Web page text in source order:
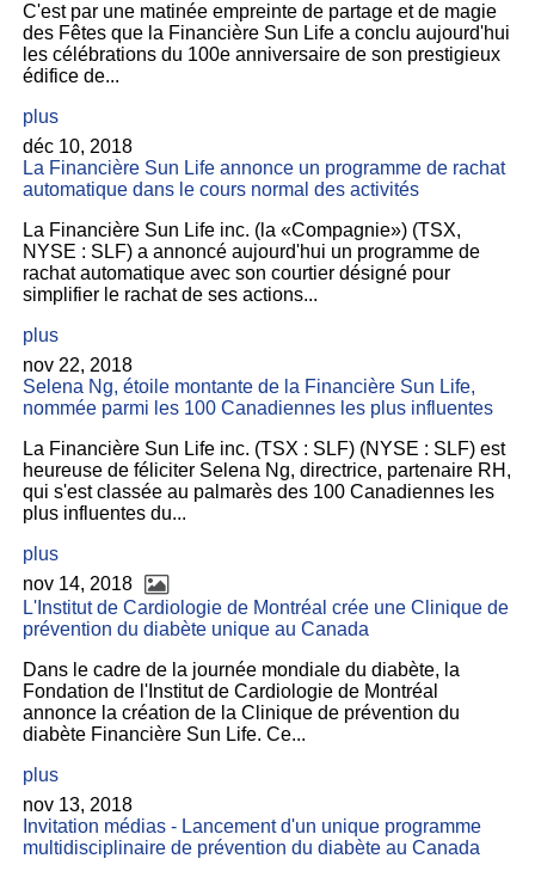
C'est par une matinée empreinte de partage et de magie
des Fêtes que la Financière Sun Life a conclu aujourd'hui
les célébrations du 100e anniversaire de son prestigieux
édifice de...
plus
déc 10, 2018
La Financière Sun Life annonce un programme de rachat
automatique dans le cours normal des activités
La Financière Sun Life inc. (la «Compagnie») (TSX,
NYSE : SLF) a annoncé aujourd'hui un programme de
rachat automatique avec son courtier désigné pour
simplifier le rachat de ses actions...
plus
nov 22, 2018
Selena Ng, étoile montante de la Financière Sun Life,
nommée parmi les 100 Canadiennes les plus influentes
La Financière Sun Life inc. (TSX : SLF) (NYSE : SLF) est
heureuse de féliciter Selena Ng, directrice, partenaire RH,
qui s'est classée au palmarès des 100 Canadiennes les
plus influentes du...
plus
nov 14, 2018
L'Institut de Cardiologie de Montréal crée une Clinique de
prévention du diabète unique au Canada
Dans le cadre de la journée mondiale du diabète, la
Fondation de l'Institut de Cardiologie de Montréal
annonce la création de la Clinique de prévention du
diabète Financière Sun Life. Ce...
plus
nov 13, 2018
Invitation médias - Lancement d'un unique programme
multidisciplinaire de prévention du diabète au Canada